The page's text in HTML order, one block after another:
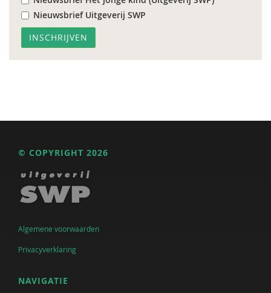
Nieuwsbrief Uitgeverij SWP
© COPYRIGHT 2026
Algemene voorwaarden
Privacyverklaring
NAVIGATIE